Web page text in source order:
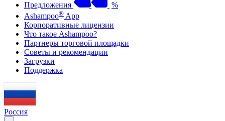
Предложения
%
Ashampoo® App
Корпоративные лицензии
Что такое Ashampoo?
Партнеры торговой площадки
Советы и рекомендации
Загрузки
Поддержка
Россия